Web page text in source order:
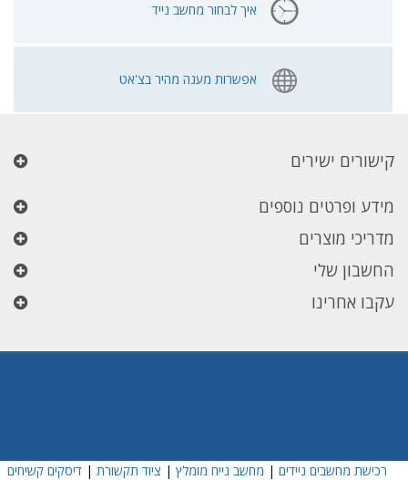
איך לבחור מחשב נייד
אפשרות מענה מהיר בצ'אט
קישורים ישירים
מידע ופרטים נוספים
מדריכי מוצרים
החשבון שלי
עקבו אחרינו
רכישת מחשבים ניידים | מחשב נייח מומלץ | ציוד תקשורת |דיסקים קשיחים